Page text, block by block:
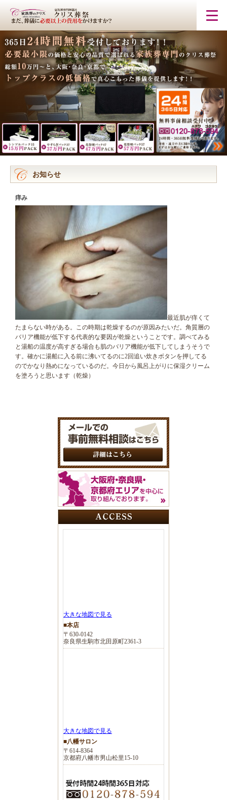
お知らせ
痒み
最近肌が痒くて
たまらない時がある。この時期は乾燥するのが原因みたいだ。角質層の
バリア機能が低下する代表的な要因が乾燥ということです。調べてみる
と湯船の温度が高すぎる場合も肌のバリア機能が低下してしまうそうで
す。確かに湯船に入る前に沸いてるのに2回追い炊きボタンを押してる
のでかなり熱めになっているのだ。今日から風呂上がりに保湿クリーム
を塗ろうと思います（乾燥）
大きな地図で見る
■本店
〒630-0142
奈良県生駒市北田原町2361-3
大きな地図で見る
■八幡サロン
〒614-8364
京都府八幡市男山松里15-10